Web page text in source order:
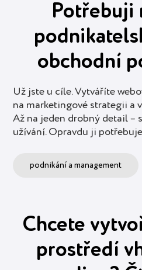
Potřebuji
obchodní
Už jste u cíle. Vytváříte
na marketingové strategii a
Až na jeden drobný detail –
užívání. Opravdu ji
podnikání a management
Chcete
prostředí